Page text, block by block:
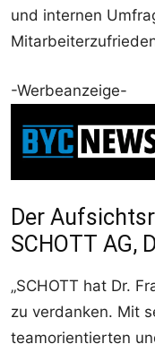
und internen
-Werbeanzeige-
Der
SCHOTT AG,
„SCHOTT hat Dr.
zu verdanken. Mit
teamorientierten